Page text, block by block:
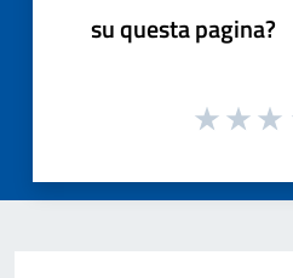
su questa pagina?